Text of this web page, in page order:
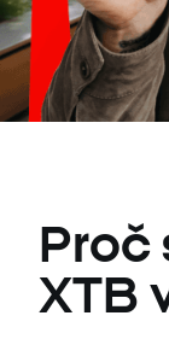
Proč
XTB